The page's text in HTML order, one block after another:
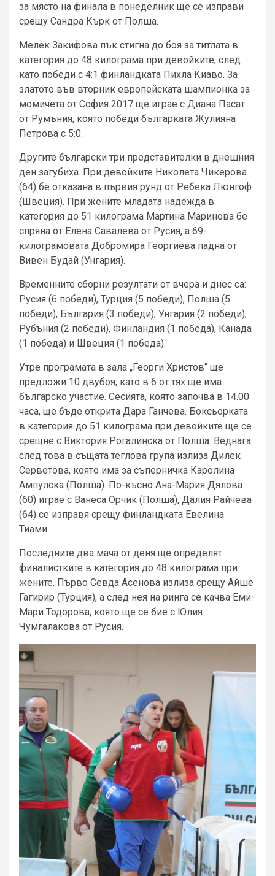
за място на финала в понеделник ще се изправи
срещу Сандра Кърк от Полша.
Мелек Закифова пък стигна до боя за титлата в
категория до 48 килограма при девойките, след
като победи с 4:1 финландката Пихла Киаво. За
златото във вторник европейската шампионка за
момичета от София 2017 ще играе с Диана Пасат
от Румъния, която победи българката Жулияна
Петрова с 5:0.
Другите български три представителки в днешния
ден загубиха. При девойките Николета Чикерова
(64) бе отказана в първия рунд от Ребека Люнгоф
(Швеция). При жените младата надежда в
категория до 51 килограма Мартина Маринова бе
спряна от Елена Савалева от Русия, а 69-
килограмовата Добромира Георгиева падна от
Вивен Будай (Унгария).
Временните сборни резултати от вчера и днес са:
Русия (6 победи), Турция (5 победи), Полша (5
победи), България (3 победи), Унгария (2 победи),
Рубъния (2 победи), Финландия (1 победа), Канада
(1 победа) и Швеция (1 победа).
Утре програмата в зала „Георги Христов“ ще
предложи 10 двубоя, като в 6 от тях ще има
българско участие. Сесията, която започва в 14.00
часа, ще бъде открита Дара Ганчева. Боксьорката
в категория до 51 килограма при девойките ще се
срещне с Виктория Рогалинска от Полша. Веднага
след това в същата теглова група излиза Дилек
Серветова, която има за съперничка Каролина
Ампулска (Полша). По-късно Ана-Мария Дялова
(60) играе с Ванеса Орчик (Полша), Далия Райчева
(64) се изправя срещу финландката Евелина
Тиами.
Последните два мача от деня ще определят
финалистките в категория до 48 килограма при
жените. Първо Севда Асенова излиза срещу Айше
Гагирир (Турция), а след нея на ринга се качва Еми-
Мари Тодорова, която ще се бие с Юлия
Чумгалакова от Русия.